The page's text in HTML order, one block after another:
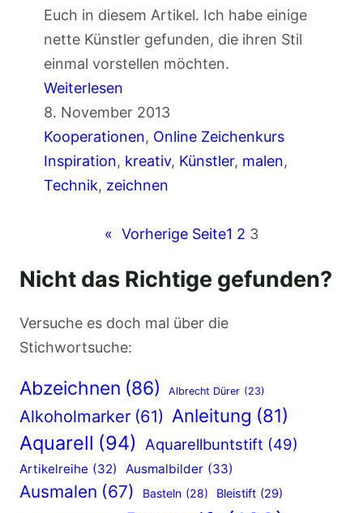
u
r
s
l
o
g
Euch in diesem Artikel. Ich habe einige
nette Künstler gefunden, die ihren Stil
einmal vorstellen möchten.
Weiterlesen
W
i
e
e
t
k
e
c
h
e
i
8. November 2013
Kooperationen, Online Zeichenkurs
Inspiration, kreativ, Künstler, malen
Technik, zeichnen
« Vorherige Seite1 2 3
Nicht das Richtige gefunden?
Versuche es doch mal über die
Stichwortsuche:
Abzeichnen (86) Albrecht Dürer (23)
Alkoholmarker (61) Anleitung (81)
Aquarell (94) Aquarellbuntstift (49)
Artikelreihe (32) Ausmalbilder (33)
Ausmalen (67) Basteln (28) Bleistift (29)